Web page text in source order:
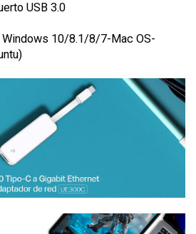
USB 3.0
10/8.1/8/7-Mac OS-